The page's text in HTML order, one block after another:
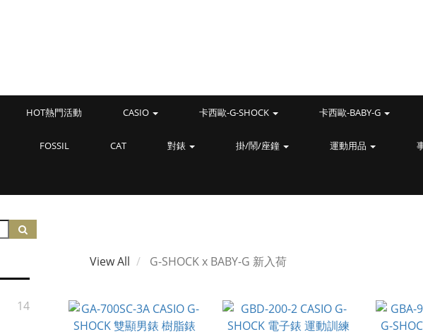
HOT熱門活動 CASIO 卡西歐-G-SHOCK 卡西歐-BABY-G
FOSSIL CAT 對錶 掛/鬧/座鐘 運動用品
14
View All G-SHOCK x BABY-G 新入荷